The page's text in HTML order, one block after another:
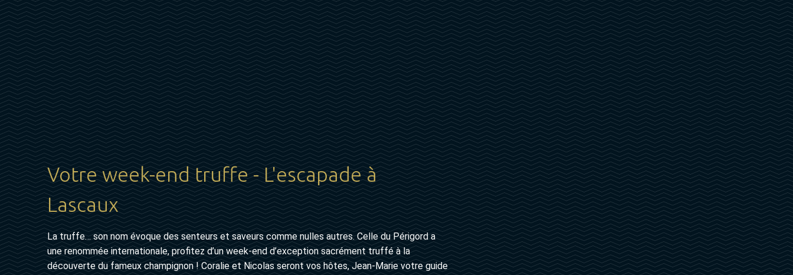
Votre week-end truffe - L'escapade à
Lascaux
La truffe… son nom évoque des senteurs et saveurs comme nulles autres. Celle du Périgord a
une renommée internationale, profitez d’un week-end d’exception sacrément truffé à la
découverte du fameux champignon ! Coralie et Nicolas seront vos hôtes, Jean-Marie votre guide